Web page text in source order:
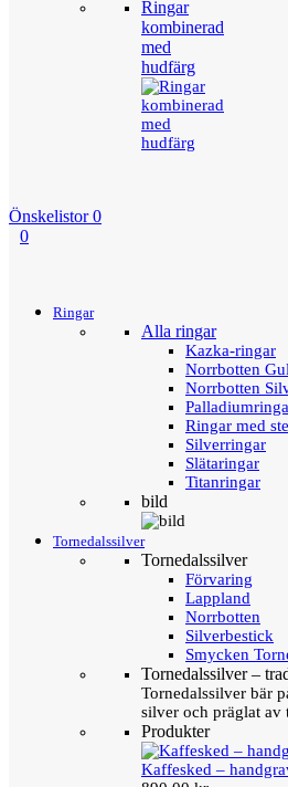
Ringar
kombinerad
med
hudfärg
Önskelistor 0
0
Ringar
Alla ringar
Kazka-ringar
Norrbotten
Norrbotten
Ringar med
Silverringar
Slätaringar
Titanringar
bild
Tornedalssilver
Tornedalssilver
Förvaring
Lappland
Norrbotten
Silverbestick
Smycken
Tornedalssilver –
Tornedalssilver bär
silver och präglat av
Produkter
Kaffesked –